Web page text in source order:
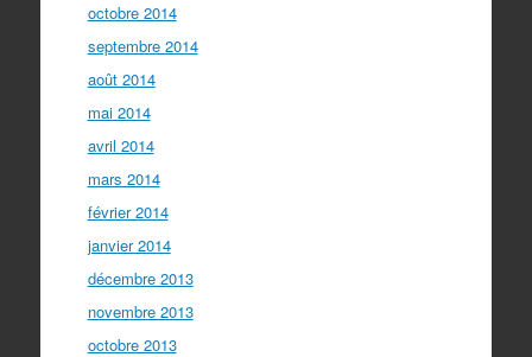
octobre 2014
septembre 2014
août 2014
mai 2014
avril 2014
mars 2014
février 2014
janvier 2014
décembre 2013
novembre 2013
octobre 2013